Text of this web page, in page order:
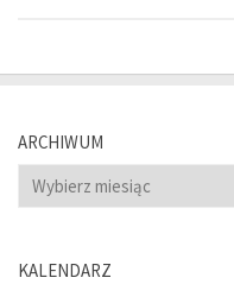
ARCHIWUM
Archiwum
KALENDARZ